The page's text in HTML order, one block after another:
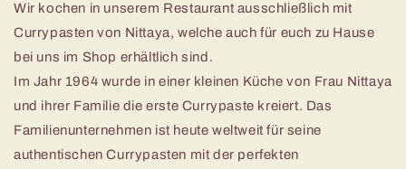
Wir kochen in unserem Restaurant ausschließlich mit
Currypasten von Nittaya, welche auch für euch zu Hause
bei uns im Shop erhältlich sind.
Im Jahr 1964 wurde in einer kleinen Küche von Frau Nittaya
und ihrer Familie die erste Currypaste kreiert. Das
Familienunternehmen ist heute weltweit für seine
authentischen Currypasten mit der perfekten